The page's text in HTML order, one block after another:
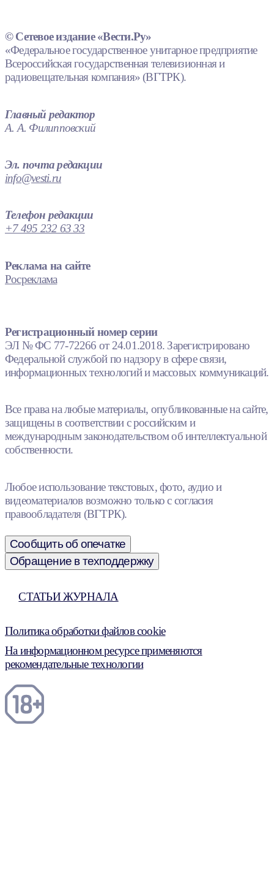
© Сетевое издание «Вести.Ру»
«Федеральное государственное унитарное предприятие
Всероссийская государственная телевизионная и
радиовещательная компания» (ВГТРК).
Главный редактор
А. А. Филипповский
Эл. почта редакции
info@vesti.ru
Телефон редакции
+7 495 232 63 33
Реклама на сайте
Росреклама
Регистрационный номер серии
ЭЛ № ФС 77-72266 от 24.01.2018. Зарегистрировано
Федеральной службой по надзору в сфере связи,
информационных технологий и массовых коммуникаций.
Все права на любые материалы, опубликованные на сайте,
защищены в соответствии с российским и
международным законодательством об интеллектуальной
собственности.
Любое использование текстовых, фото, аудио и
видеоматериалов возможно только с согласия
правообладателя (ВГТРК).
Сообщить об опечатке
Обращение в техподдержку
СТАТЬИ ЖУРНАЛА
Политика обработки файлов cookie
На информационном ресурсе применяются
рекомендательные технологии